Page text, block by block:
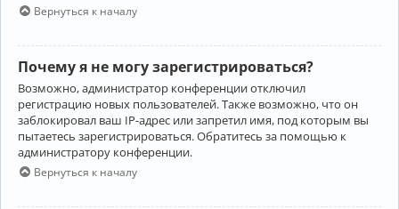
Вернуться к началу
Почему я не могу зарегистрироваться?
Возможно, администратор конференции отключил
регистрацию новых пользователей. Также возможно, что он
заблокировал ваш IP-адрес или запретил имя, под которым вы
пытаетесь зарегистрироваться. Обратитесь за помощью к
администратору конференции.
Вернуться к началу